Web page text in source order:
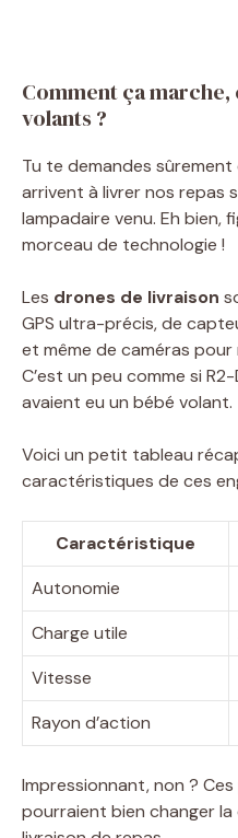
Comment ça
volants ?
Tu te demandes
arrivent à livrer nos repas
lampadaire venu. Eh bien,
morceau de technologie !
Les drones de livraison
GPS ultra-précis, de
et même de caméras pour
C’est un peu comme si
avaient eu un bébé volant.
Voici un petit tableau
caractéristiques de ces
Caractéristique
Autonomie
Charge utile
Vitesse
Rayon d’action
Impressionnant, non ?
pourraient bien changer